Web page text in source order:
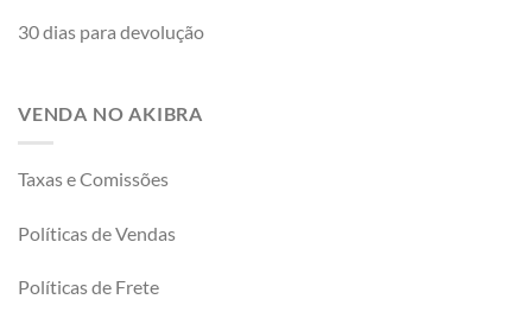
30 dias para devolução
VENDA NO AKIBRA
Taxas e Comissões
Políticas de Vendas
Políticas de Frete